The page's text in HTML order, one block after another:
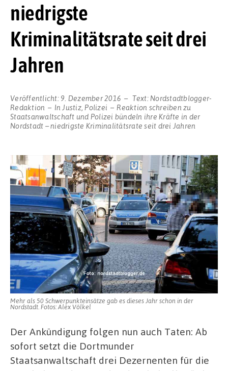
niedrigste
Kriminalitätsrate seit drei
Jahren
Veröffentlicht: 9. Dezember 2016 Text: Nordstadtblogger-
Redaktion
In Justiz,Polizei Reaktion schreiben zu
Staatsanwaltschaft und Polizei bündeln ihre Kräfte in der
Nordstadt – niedrigste Kriminalitätsrate seit drei Jahren
Mehr als 50 Schwerpunkteinsätze gab es dieses Jahr schon in der
Nordstadt. Fotos: Alex Völkel
Der Ankündigung folgen nun auch Taten: Ab
sofort setzt die Dortmunder
Staatsanwaltschaft drei Dezernenten für die